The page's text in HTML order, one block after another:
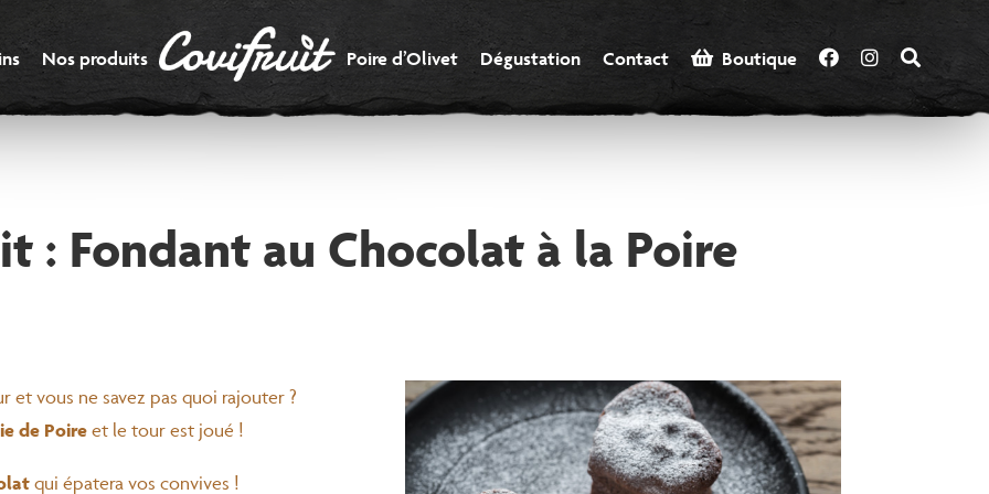
Nos produits Poire d’Olivet Dégustation Contact
  Boutique
: Fondant au Chocolat à la Poire
et vous ne savez pas quoi rajouter ?
de Poireet le tour est joué !
qui épatera vos convives !